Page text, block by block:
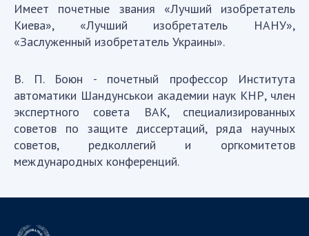
Имеет почетные звания «Лучший изобретатель
Киева», «Лучший изобретатель НАНУ»,
«Заслуженный изобретатель Украины».
В. П. Боюн - почетный профессор Института
автоматики Шандунськои академии наук КНР, член
экспертного совета ВАК, специализированных
советов по защите диссертаций, ряда научных
советов, редколлегий и оргкомитетов
международных конференций.